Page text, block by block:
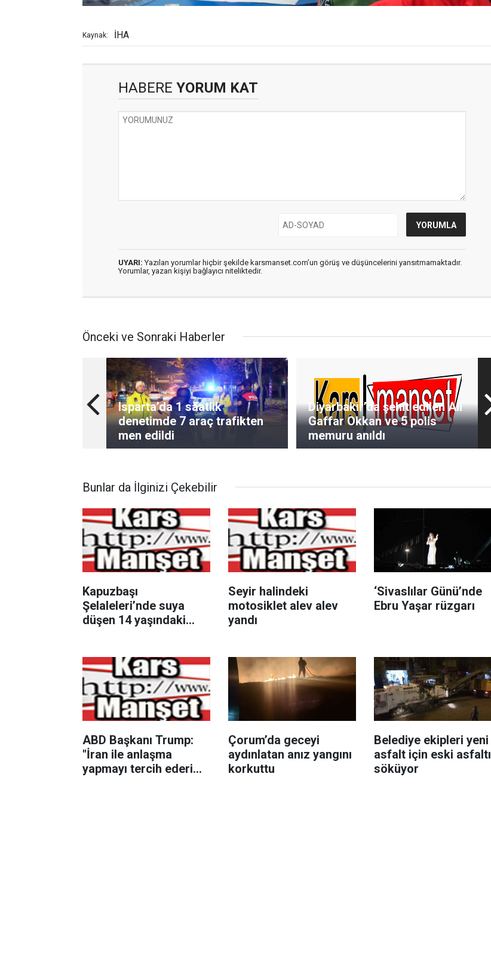
Kaynak: İHA
HABERE YORUM KAT
UYARI: Yazılan yorumlar hiçbir şekilde karsmanset.com’un görüş ve düşüncelerini yansıtmamaktadır.
Yorumlar, yazan kişiyi bağlayıcı niteliktedir.
Önceki ve Sonraki Haberler
Isparta’da 1 saatlik
denetimde 7 araç trafikten
men edildi
Diyarbakır’da şehit edilen Ali
Gaffar Okkan ve 5 polis
memuru anıldı
Bunlar da İlginizi Çekebilir
Kapuzbaşı
Şelaleleri’nde suya
düşen 14 yaşındaki
Seyir halindeki
motosiklet alev alev
yandı
‘Sivaslılar Günü’nde
Ebru Yaşar rüzgarı
ABD Başkanı Trump:
"İran ile anlaşma
yapmayı tercih ederim
Çorum’da geceyi
aydınlatan anız yangını
korkuttu
Belediye ekipleri yeni
asfalt için eski asfaltı
söküyor